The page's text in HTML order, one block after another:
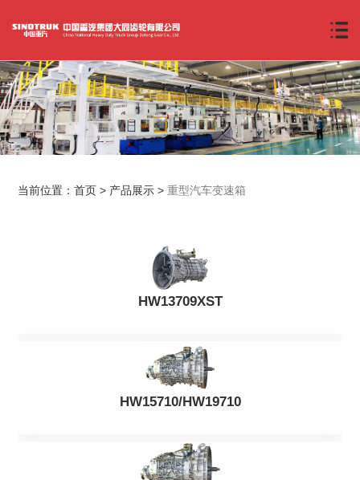
当前位置：首页 > 产品展示 >重型汽车变速箱
HW13709XST
HW15710/HW19710